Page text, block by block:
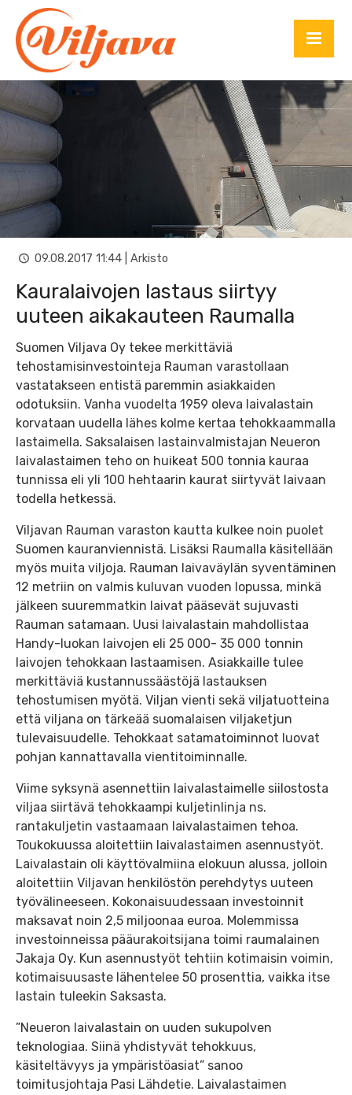
09.08.2017 11:44 | Arkisto
Kauralaivojen lastaus siirtyy
uuteen aikakauteen Raumalla
Suomen Viljava Oy tekee merkittäviä
tehostamisinvestointeja Rauman varastollaan
vastatakseen entistä paremmin asiakkaiden
odotuksiin. Vanha vuodelta 1959 oleva laivalastain
korvataan uudella lähes kolme kertaa tehokkaammalla
lastaimella. Saksalaisen lastainvalmistajan Neueron
laivalastaimen teho on huikeat 500 tonnia kauraa
tunnissa eli yli 100 hehtaarin kaurat siirtyvät laivaan
todella hetkessä.
Viljavan Rauman varaston kautta kulkee noin puolet
Suomen kauranviennistä. Lisäksi Raumalla käsitellään
myös muita viljoja. Rauman laivaväylän syventäminen
12 metriin on valmis kuluvan vuoden lopussa, minkä
jälkeen suuremmatkin laivat pääsevät sujuvasti
Rauman satamaan. Uusi laivalastain mahdollistaa
Handy-luokan laivojen eli 25 000- 35 000 tonnin
laivojen tehokkaan lastaamisen. Asiakkaille tulee
merkittäviä kustannussäästöjä lastauksen
tehostumisen myötä. Viljan vienti sekä viljatuotteina
että viljana on tärkeää suomalaisen viljaketjun
tulevaisuudelle. Tehokkaat satamatoiminnot luovat
pohjan kannattavalla vientitoiminnalle.
Viime syksynä asennettiin laivalastaimelle siilostosta
viljaa siirtävä tehokkaampi kuljetinlinja ns.
rantakuljetin vastaamaan laivalastaimen tehoa.
Toukokuussa aloitettiin laivalastaimen asennustyöt.
Laivalastain oli käyttövalmiina elokuun alussa, jolloin
aloitettiin Viljavan henkilöstön perehdytys uuteen
työvälineeseen. Kokonaisuudessaan investoinnit
maksavat noin 2,5 miljoonaa euroa. Molemmissa
investoinneissa pääurakoitsijana toimi raumalainen
Jakaja Oy. Kun asennustyöt tehtiin kotimaisin voimin,
kotimaisuusaste lähentelee 50 prosenttia, vaikka itse
lastain tuleekin Saksasta.
”Neueron laivalastain on uuden sukupolven
teknologiaa. Siinä yhdistyvät tehokkuus,
käsiteltävyys ja ympäristöasiat” sanoo
toimitusjohtaja Pasi Lähdetie. Laivalastaimen